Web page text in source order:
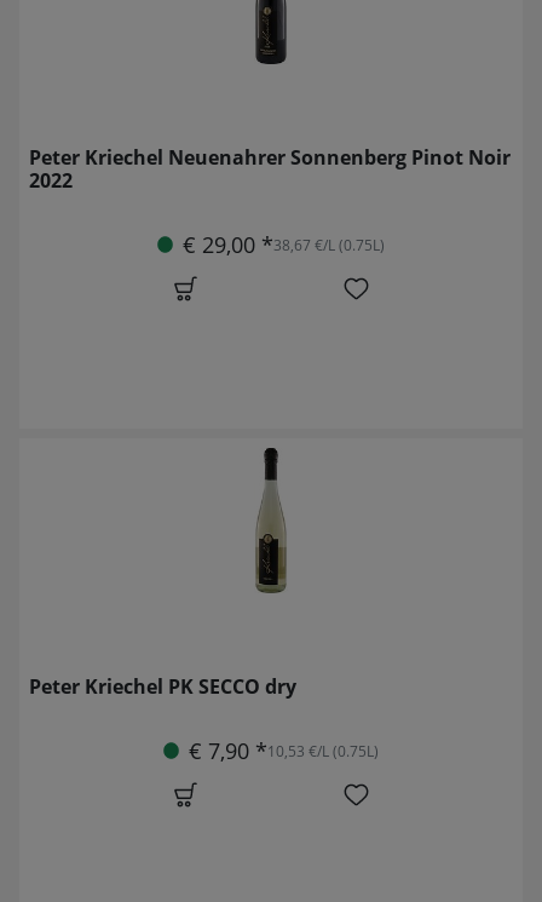
Peter Kriechel Neuenahrer Sonnenberg Pinot Noir
2022
€ 29,00 *38,67 €/L (0.75L)
Peter Kriechel PK SECCO dry
€ 7,90 *10,53 €/L (0.75L)